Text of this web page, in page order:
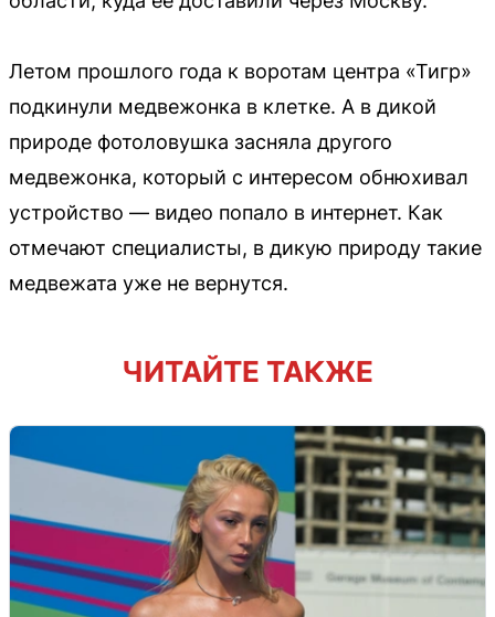
Летом прошлого года к воротам центра «Тигр»
подкинули медвежонка в клетке. А в дикой
природе фотоловушка засняла другого
медвежонка, который с интересом обнюхивал
устройство — видео попало в интернет. Как
отмечают специалисты, в дикую природу такие
медвежата уже не вернутся.
ЧИТАЙТЕ ТАКЖЕ